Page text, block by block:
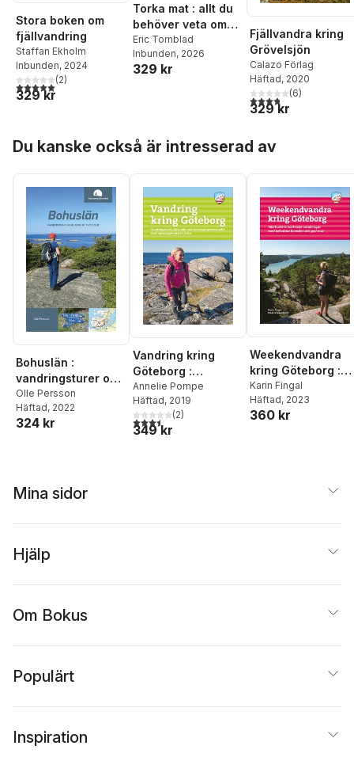
Stora boken om
fjällvandring
Staffan Ekholm
Inbunden, 2024
5,0utav 5 stjärnor. Totalt antal röster:
(2)
329 kr
Torka mat : allt du
behöver veta om
utrustning och
metoder för att ta
tillvara frukt,
Eric Tornblad
Inbunden, 2026
329 kr
Fjällvandra kring
Grövelsjön
Calazo Förlag
Häftad, 2020
3,8utav 5 stjärnor.
(6)
329 kr
Du kanske också är intresserad av
Bohuslän :
vandringsturer och
utflykter
Olle Persson
Häftad, 2022
324 kr
Vandring kring
Göteborg :
vandringsturer,
löprundor och
barnvagnspromena
der med
Annelie Pompe
Häftad, 2019
3,5utav 5 stjärnor. Totalt antal röster:
(2)
349 kr
Weekendvandra
kring Göteborg :
västkustens
vackraste
vandringar med
Karin Fingal
Häftad, 2023
360 kr
Mina sidor
Hjälp
Om Bokus
Populärt
Inspiration